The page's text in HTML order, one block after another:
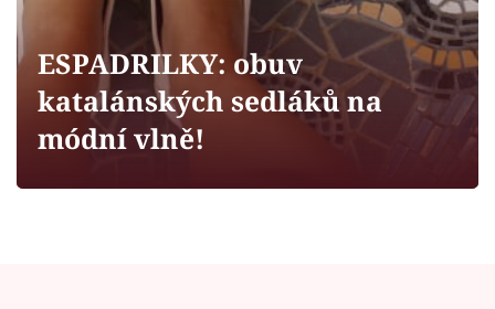
Sledujte prima+
Filmový festival Karlovy Vary
ESPADRILKY: obuv
katalánských sedláků na
módní vlně!